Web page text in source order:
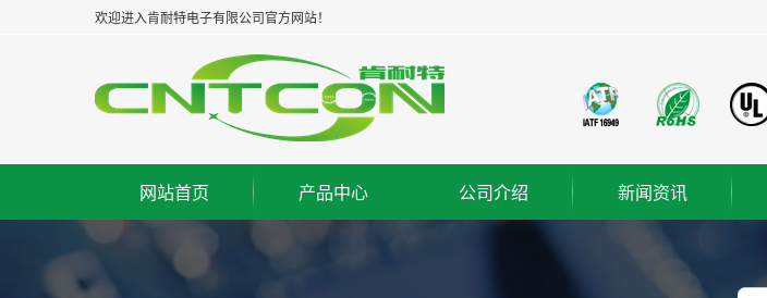
欢迎进入肯耐特电子有限公司官方网站！
网站首页
产品中心
太仓板对板连接器--公座
公司介绍
新闻资讯
公司新闻